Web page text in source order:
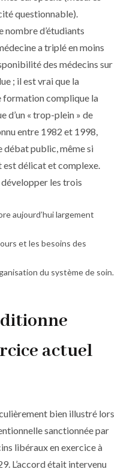
questionnable).
nombre d’étudiants
a triplé en moins
des médecins sur
; il est vrai que la
formation complique la
d’un « trop-plein » de
entre 1982 et 1998,
débat public, même si
est délicat et complexe.
développer les trois
aujourd’hui largement
et les besoins des
du système de soin.
actuel
bien illustré lors
sanctionnée par
libéraux en exercice à
L’accord était intervenu